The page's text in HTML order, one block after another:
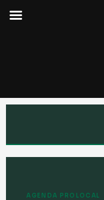
AGENDA PROLOCAL